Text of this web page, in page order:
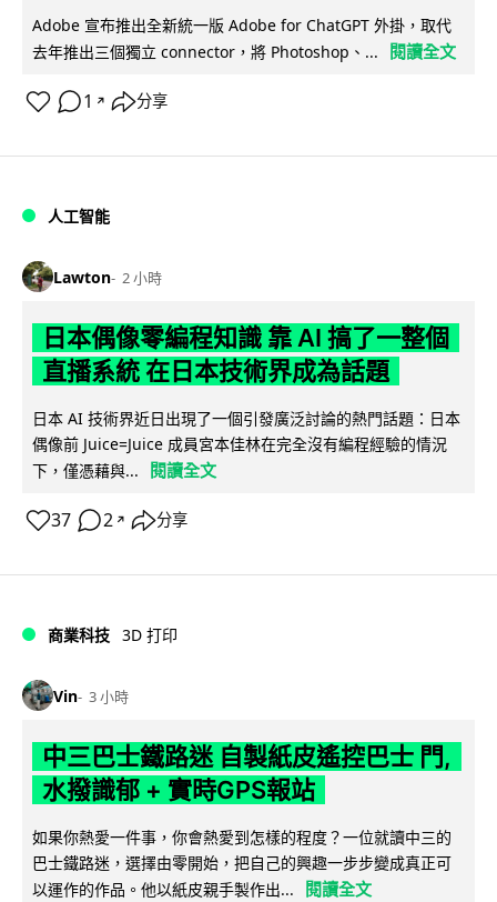
Adobe 宣布推出全新統一版 Adobe for ChatGPT 外掛，取代
去年推出三個獨立 connector，將 Photoshop、...
閱讀全文
1 ↗ 分享
人工智能
Lawton 2 小時
日本偶像零編程知識 靠 AI 搞了一整個
直播系統 在日本技術界成為話題
日本 AI 技術界近日出現了一個引發廣泛討論的熱門話題：日本
偶像前 Juice=Juice 成員宮本佳林在完全沒有編程經驗的情況
下，僅憑藉與...
閱讀全文
37 2 ↗ 分享
商業科技 3D 打印
Vin 3 小時
中三巴士鐵路迷 自製紙皮遙控巴士 門,
水撥識郁 + 實時GPS報站
如果你熱愛一件事，你會熱愛到怎樣的程度？一位就讀中三的
巴士鐵路迷，選擇由零開始，把自己的興趣一步步變成真正可
以運作的作品。他以紙皮親手製作出...
閱讀全文